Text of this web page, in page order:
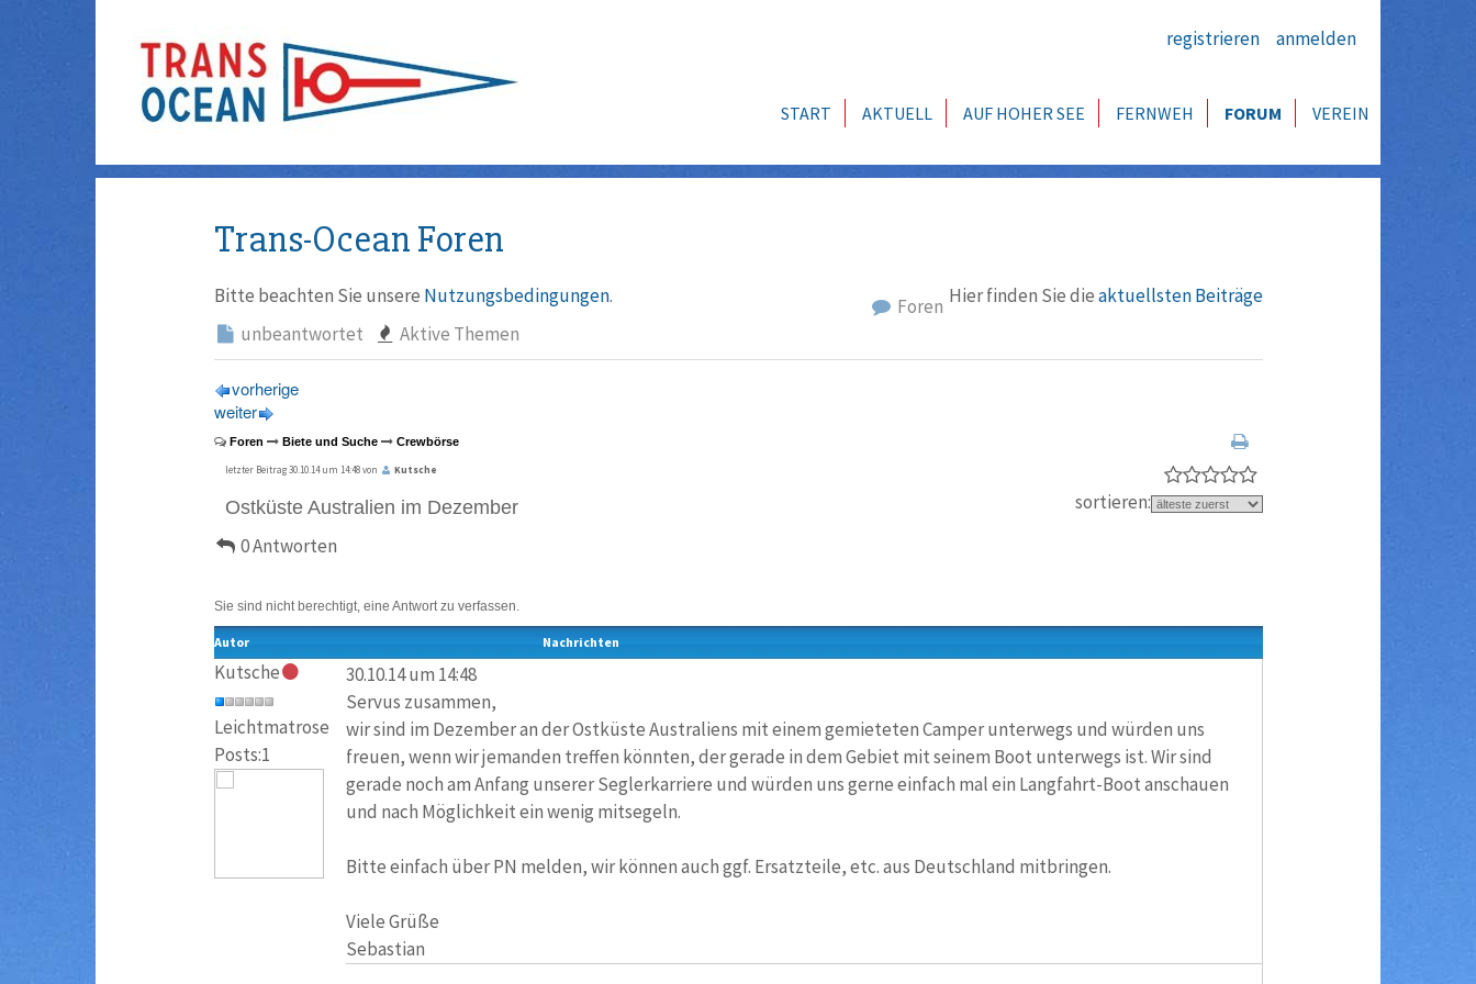
registrieren anmelden
START AKTUELL AUF HOHER SEE FERNWEH FORUM VEREIN
Trans-Ocean Foren
Bitte beachten Sie unsere Nutzungsbedingungen. Hier finden Sie dieaktuellsten Beiträge
Foren
unbeantwortet
Aktive Themen
vorherige
weiter
Foren Biete und Suche Crewbörse
letzter Beitrag 30.10.14 um 14:48 von Kutsche
Ostküste Australien im Dezember
0 Antworten
sortieren:
Sie sind nicht berechtigt, eine Antwort zu verfassen.
Autor Nachrichten
Kutsche
Leichtmatrose
Posts:1
30.10.14 um 14:48
Servus zusammen,
wir sind im Dezember an der Ostküste Australiens mit einem gemieteten Camper unterwegs und würden uns
freuen, wenn wir jemanden treffen könnten, der gerade in dem Gebiet mit seinem Boot unterwegs ist. Wir sind
gerade noch am Anfang unserer Seglerkarriere und würden uns gerne einfach mal ein Langfahrt-Boot anschauen
und nach Möglichkeit ein wenig mitsegeln.
Bitte einfach über PN melden, wir können auch ggf. Ersatzteile, etc. aus Deutschland mitbringen.
Viele Grüße
Sebastian